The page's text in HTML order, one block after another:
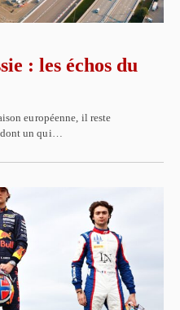
: les échos du
européenne, il reste
dont un qui…